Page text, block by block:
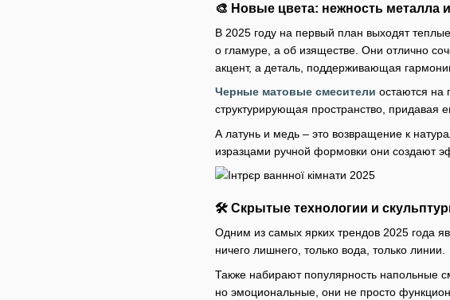
🎨 Новые цвета: нежность металла
В 2025 году на первый план выходят
о гламуре, а об изяществе. Они отлично
акцент, а деталь, поддерживающая
Черные матовые смесители остаются на
структурирующая пространство, придавая
А латунь и медь – это возвращение к
изразцами ручной формовки они создают
🛠️ Скрытые технологии и
Одним из самых ярких трендов 2025 года
ничего лишнего, только вода, только линии.
Также набирают популярность напольные
но эмоциональные, они не просто